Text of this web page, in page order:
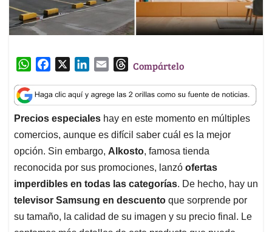
W
a
t
s
A
p
p
c
e
b
o
o
k
n
k
e
d
I
n
a
i
l
T
r
e
a
d
s
Compártelo
Precios especiales hay en este momento en múltiples
comercios, aunque es difícil saber cuál es la mejor
opción. Sin embargo, Alkosto, famosa tienda
reconocida por sus promociones, lanzó ofertas
imperdibles en todas las categorías. De hecho, hay un
televisor Samsung en descuento que sorprende por
su tamaño, la calidad de su imagen y su precio final. Le